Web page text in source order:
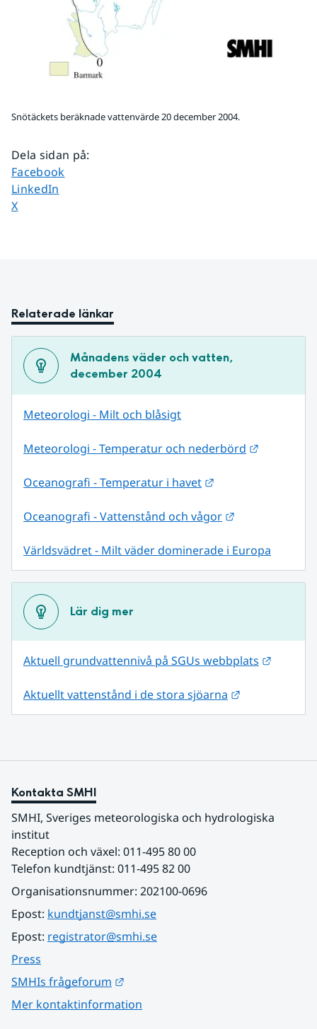
Snötäckets beräknade vattenvärde 20 december 2004.
Dela sidan på:
Dela sidan på
Facebook
Dela sidan på
LinkedIn
Dela sidan på
X
Relaterade länkar
Månadens väder och vatten,
december 2004
Meteorologi - Milt och blåsigt
Meteorologi - Temperatur och nederbörd
Oceanografi - Temperatur i havet
Oceanografi - Vattenstånd och vågor
Världsvädret - Milt väder dominerade i Europa
Lär dig mer
Aktuell grundvattennivå på SGUs webbplats
Aktuellt vattenstånd i de stora sjöarna
Kontakta SMHI
SMHI, Sveriges meteorologiska och hydrologiska
institut
Reception och växel: 011-495 80 00
Telefon kundtjänst: 011-495 82 00
Organisationsnummer: 202100-0696
Epost: kundtjanst@smhi.se
Epost: registrator@smhi.se
Press
SMHIs frågeforum
Mer kontaktinformation